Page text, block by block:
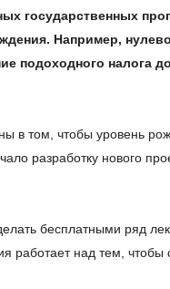
государственных
Например,
подоходного налога
в том, чтобы уровень
разработку нового
бесплатными ряд
над тем, чтобы